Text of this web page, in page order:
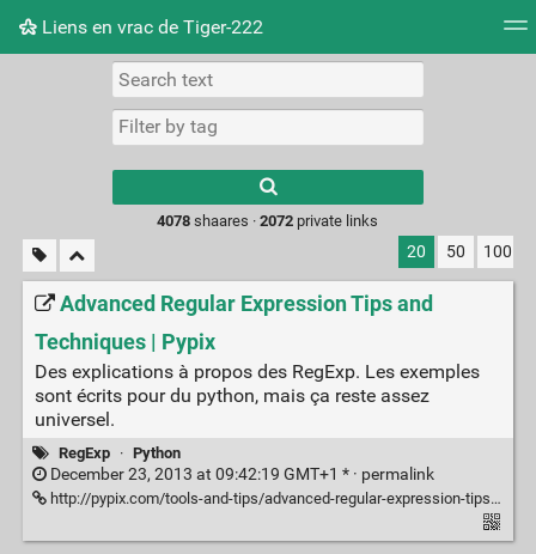
Liens en vrac de Tiger-222
Picture wall
results.
4078 shaares ·2072 private links
20 50 100
Advanced Regular Expression Tips and
Techniques | Pypix
Des explications à propos des RegExp. Les exemples
sont écrits pour du python, mais ça reste assez
universel.
RegExp · Python
December 23, 2013 at 09:42:19 GMT+1 * · permalink
http://pypix.com/tools-and-tips/advanced-regular-expression-tips-techniques/